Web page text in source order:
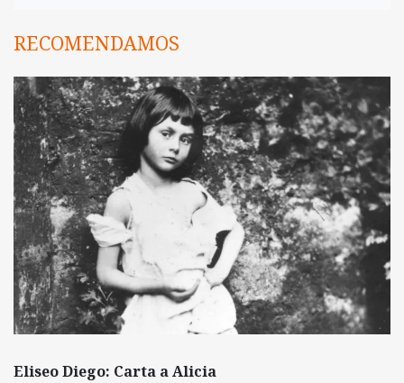
RECOMENDAMOS
Eliseo Diego: Carta a Alicia